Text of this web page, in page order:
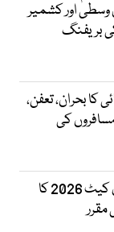
وسطیٰ اور کشمیر
بریفنگ
کا بحران، تعفن،
کی
وزیراعظم کی ہدایت پر ایم ڈی کیٹ 2026 کا
مقرر